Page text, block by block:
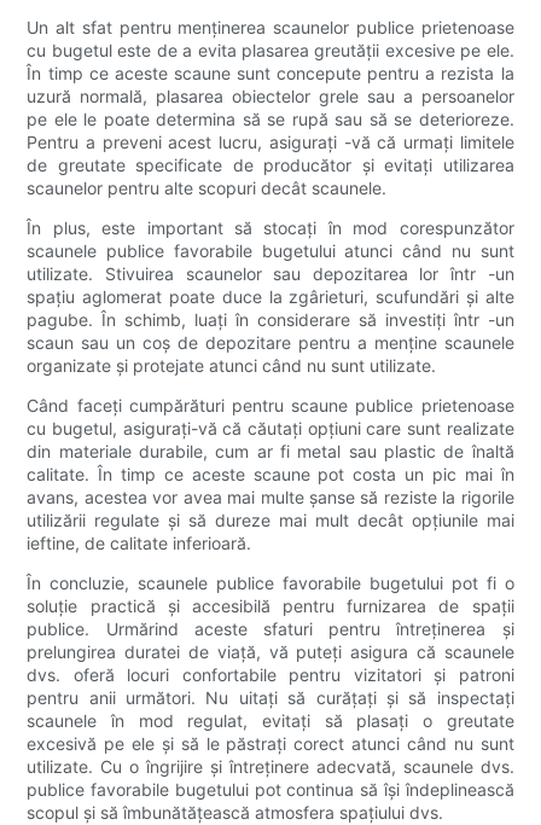
Un alt sfat pentru menținerea scaunelor publice prietenoase
cu bugetul este de a evita plasarea greutății excesive pe ele.
În timp ce aceste scaune sunt concepute pentru a rezista la
uzură normală, plasarea obiectelor grele sau a persoanelor
pe ele le poate determina să se rupă sau să se deterioreze.
Pentru a preveni acest lucru, asigurați -vă că urmați limitele
de greutate specificate de producător și evitați utilizarea
scaunelor pentru alte scopuri decât scaunele.
În plus, este important să stocați în mod corespunzător
scaunele publice favorabile bugetului atunci când nu sunt
utilizate. Stivuirea scaunelor sau depozitarea lor într -un
spațiu aglomerat poate duce la zgârieturi, scufundări și alte
pagube. În schimb, luați în considerare să investiți într -un
scaun sau un coș de depozitare pentru a menține scaunele
organizate și protejate atunci când nu sunt utilizate.
Când faceți cumpărături pentru scaune publice prietenoase
cu bugetul, asigurați-vă că căutați opțiuni care sunt realizate
din materiale durabile, cum ar fi metal sau plastic de înaltă
calitate. În timp ce aceste scaune pot costa un pic mai în
avans, acestea vor avea mai multe șanse să reziste la rigorile
utilizării regulate și să dureze mai mult decât opțiunile mai
ieftine, de calitate inferioară.
În concluzie, scaunele publice favorabile bugetului pot fi o
soluție practică și accesibilă pentru furnizarea de spații
publice. Urmărind aceste sfaturi pentru întreținerea și
prelungirea duratei de viață, vă puteți asigura că scaunele
dvs. oferă locuri confortabile pentru vizitatori și patroni
pentru anii următori. Nu uitați să curățați și să inspectați
scaunele în mod regulat, evitați să plasați o greutate
excesivă pe ele și să le păstrați corect atunci când nu sunt
utilizate. Cu o îngrijire și întreținere adecvată, scaunele dvs.
publice favorabile bugetului pot continua să își îndeplinească
scopul și să îmbunătățească atmosfera spațiului dvs.